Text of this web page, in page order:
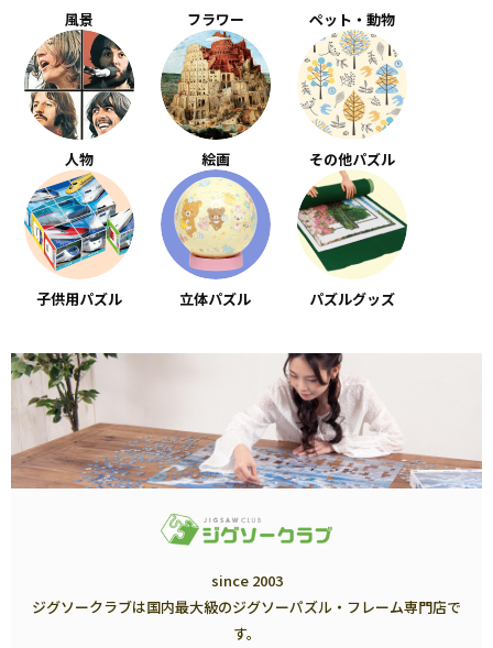
風景 フラワー ペット・動物
人物 絵画 その他パズル
子供用パズル 立体パズル パズルグッズ
since 2003
ジグソークラブは国内最大級のジグソーパズル・フレーム専門店で
す。